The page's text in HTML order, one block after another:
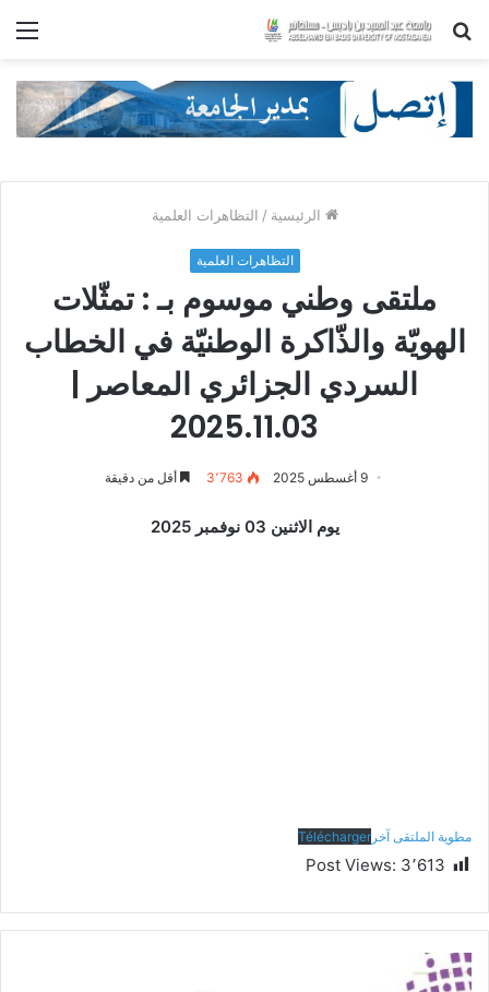
بحث
الرئيسية / التظاهرات العلمية
التظاهرات العلمية
ملتقى وطني موسوم بـ : تمثّلات
الهويّة والذّاكرة الوطنيّة في الخطاب
السردي الجزائري المعاصر |
2025.11.03
9 أغسطس 2025 3٬763 أقل من دقيقة
يوم الاثنين 03 نوفمبر 2025
مطوية الملتقى آخر Télécharger
Post Views: 3٬613